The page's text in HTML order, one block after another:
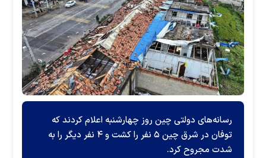
رسانه‌های دولتی چین روز چهارشنبه اعلام کردند که
توفان در شرق چین ۵ نفر را کشت و ۴ نفر دیگر را به
شدت مجروح کرد.